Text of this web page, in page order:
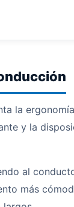
la
y la
al
más